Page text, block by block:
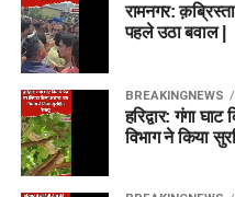
रामनगर:
पहले उठा बवाल |
BREAKINGNEWS
हरिद्वार: गंगा
विभाग ने किया